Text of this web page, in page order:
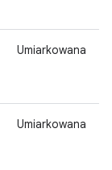
Umiarkowana
Umiarkowana